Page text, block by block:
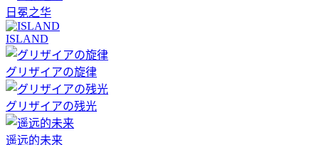
日冕之华
ISLAND
グリザイアの旋律
グリザイアの残光
遥远的未来